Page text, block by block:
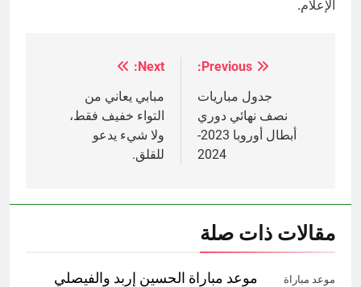
الإعلام.
المقالات
Previous:
جدول مباريات
نصف نهائي دوري
أبطال أوروبا 2023-
2024
Next:
مبابي يعاني من
التواء خفيف فقط،
ولا شيء يدعو
للقلق.
مقالات ذات صلة
موعد مباراة
موعد مباراة الحسين إربد والفيصلي